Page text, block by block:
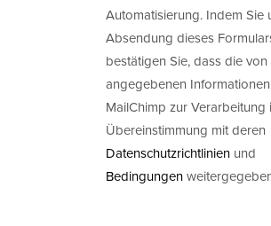
Automatisierung. Indem Sie
Absendung dieses
bestätigen Sie, dass die von
angegebenen
MailChimp zur Verarbeitung
Übereinstimmung mit deren
Datenschutzrichtlinien und
Bedingungen